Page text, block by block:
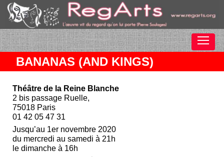
BANANAS (AND KINGS)
Théâtre de la Reine Blanche
2 bis passage Ruelle,
75018 Paris
01 42 05 47 31
Jusqu’au 1er novembre 2020
du mercredi au samedi à 21h
le dimanche à 16h